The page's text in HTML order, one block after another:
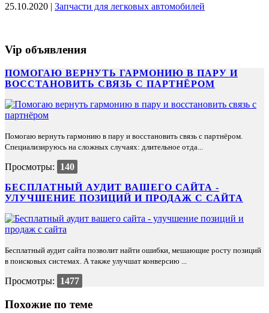
25.10.2020 | Запчасти для легковых автомобилей
Vip объявления
ПОМОГАЮ ВЕРНУТЬ ГАРМОНИЮ В ПАРУ И
ВОССТАНОВИТЬ СВЯЗЬ С ПАРТНЁРОМ
Помогаю вернуть гармонию в пару и восстановить связь с партнёром.
Специализируюсь на сложных случаях: длительное отда...
Просмотры:
140
БЕСПЛАТНЫЙ АУДИТ ВАШЕГО САЙТА -
УЛУЧШЕНИЕ ПОЗИЦИЙ И ПРОДАЖ С САЙТА
Бесплатный аудит сайта позволит найти ошибки, мешающие росту позиций
в поисковых системах. А также улучшат конверсию ...
Просмотры: 1477
Похожие по теме